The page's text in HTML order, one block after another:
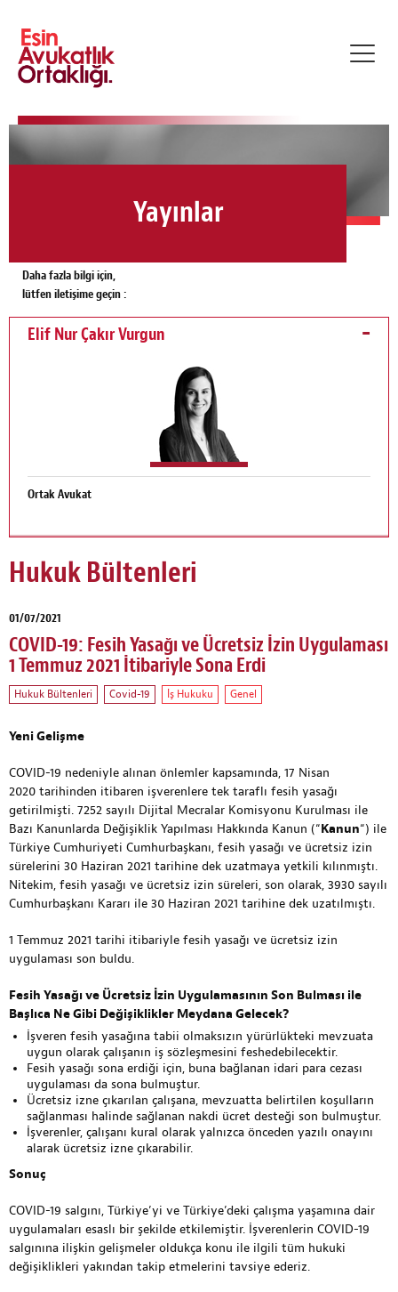
Yayınlar
Daha fazla bilgi için,
lütfen iletişime geçin :
Elif Nur Çakır Vurgun
Ortak Avukat
Hukuk Bültenleri
01/07/2021
COVID-19: Fesih Yasağı ve Ücretsiz İzin Uygulaması
1 Temmuz 2021 İtibariyle Sona Erdi
Hukuk Bültenleri Covid-19 İş Hukuku Genel
Yeni Gelişme
COVID-19 nedeniyle alınan önlemler kapsamında, 17 Nisan
2020 tarihinden itibaren işverenlere tek taraflı fesih yasağı
getirilmişti. 7252 sayılı Dijital Mecralar Komisyonu Kurulması ile
Bazı Kanunlarda Değişiklik Yapılması Hakkında Kanun (“Kanun“) ile
Türkiye Cumhuriyeti Cumhurbaşkanı, fesih yasağı ve ücretsiz izin
sürelerini 30 Haziran 2021 tarihine dek uzatmaya yetkili kılınmıştı.
Nitekim, fesih yasağı ve ücretsiz izin süreleri, son olarak, 3930 sayılı
Cumhurbaşkanı Kararı ile 30 Haziran 2021 tarihine dek uzatılmıştı.
1 Temmuz 2021 tarihi itibariyle fesih yasağı ve ücretsiz izin
uygulaması son buldu.
Fesih Yasağı ve Ücretsiz İzin Uygulamasının Son Bulması ile
Başlıca Ne Gibi Değişiklikler Meydana Gelecek?
İşveren fesih yasağına tabii olmaksızın yürürlükteki mevzuata
uygun olarak çalışanın iş sözleşmesini feshedebilecektir.
Fesih yasağı sona erdiği için, buna bağlanan idari para cezası
uygulaması da sona bulmuştur.
Ücretsiz izne çıkarılan çalışana, mevzuatta belirtilen koşulların
sağlanması halinde sağlanan nakdi ücret desteği son bulmuştur.
İşverenler, çalışanı kural olarak yalnızca önceden yazılı onayını
alarak ücretsiz izne çıkarabilir.
Sonuç
COVID-19 salgını, Türkiye’yi ve Türkiye’deki çalışma yaşamına dair
uygulamaları esaslı bir şekilde etkilemiştir. İşverenlerin COVID-19
salgınına ilişkin gelişmeler oldukça konu ile ilgili tüm hukuki
değişiklikleri yakından takip etmelerini tavsiye ederiz.